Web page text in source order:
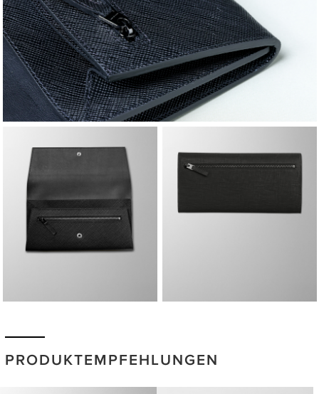
PRODUKTEMPFEHLUNGEN